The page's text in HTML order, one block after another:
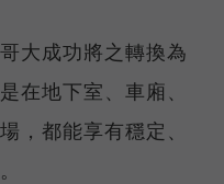
大成功將之轉換為
在地下室、車廂、
，都能享有穩定、